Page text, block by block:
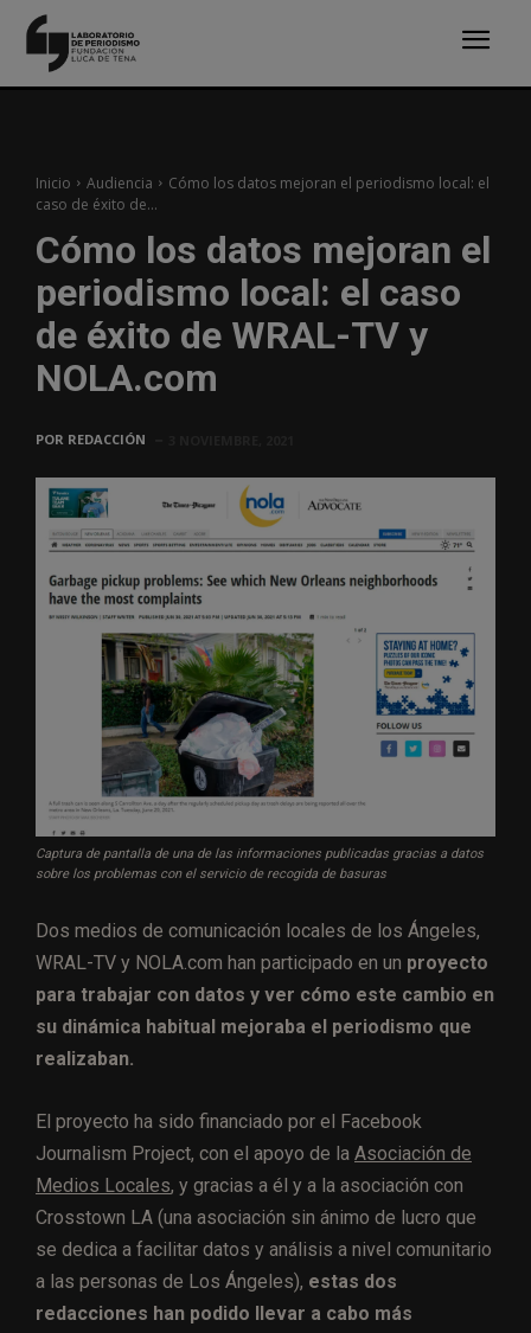
Inicio Audiencia
Cómo los datos mejoran el periodismo local: el
caso de éxito de...
Cómo los datos mejoran el
periodismo local: el caso
de éxito de WRAL-TV y
NOLA.com
POR REDACCIÓN
Captura de pantalla de una de las informaciones publicadas gracias a datos
sobre los problemas con el servicio de recogida de basuras
Dos medios de comunicación locales de los Ángeles,
WRAL-TV y NOLA.com han participado en un proyecto
para trabajar con datos y ver cómo este cambio en
su dinámica habitual mejoraba el periodismo que
realizaban.
El proyecto ha sido financiado por el Facebook
Journalism Project, con el apoyo de la Asociación de
Medios Locales, y gracias a él y a la asociación con
Crosstown LA (una asociación sin ánimo de lucro que
se dedica a facilitar datos y análisis a nivel comunitario
a las personas de Los Ángeles), estas dos
redacciones han podido llevar a cabo más